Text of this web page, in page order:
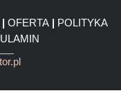
| OFERTA | POLITYKA